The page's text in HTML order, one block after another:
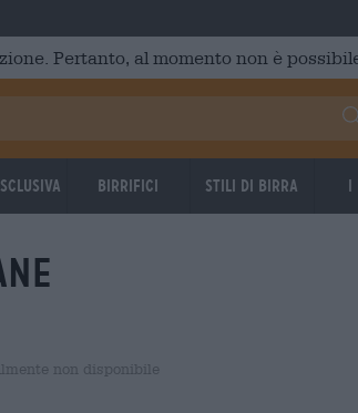
Pertanto, al momento non è
Birrifici Stili di birra I
non disponibile